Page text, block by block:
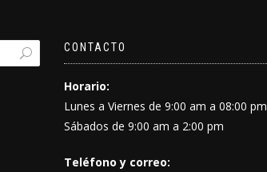
CONTACTO
Horario:
Lunes a Viernes de 9:00 am a 08:00 pm
Sábados de 9:00 am a 2:00 pm
Teléfono y correo: